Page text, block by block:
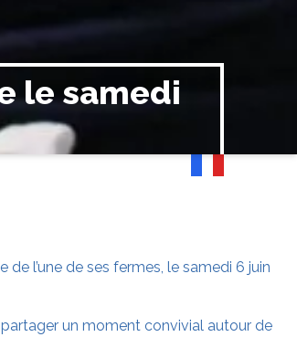
le samedi
l’une de ses fermes, le samedi 6 juin
un moment convivial autour de